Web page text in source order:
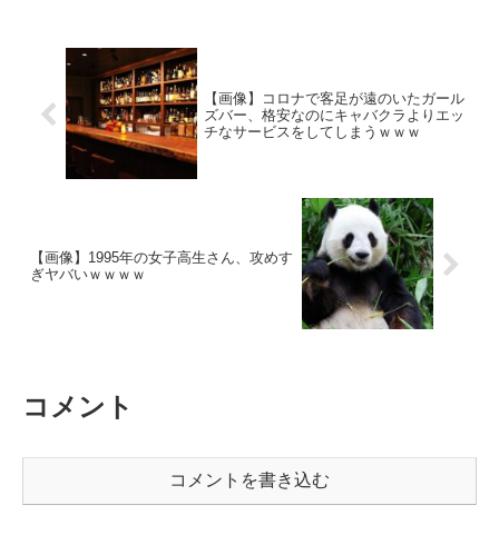
【画像】コロナで客足が遠のいたガール
ズバー、格安なのにキャバクラよりエッ
チなサービスをしてしまうｗｗｗ
【画像】1995年の女子高生さん、攻めす
ぎヤバいｗｗｗｗ
コメント
コメントを書き込む